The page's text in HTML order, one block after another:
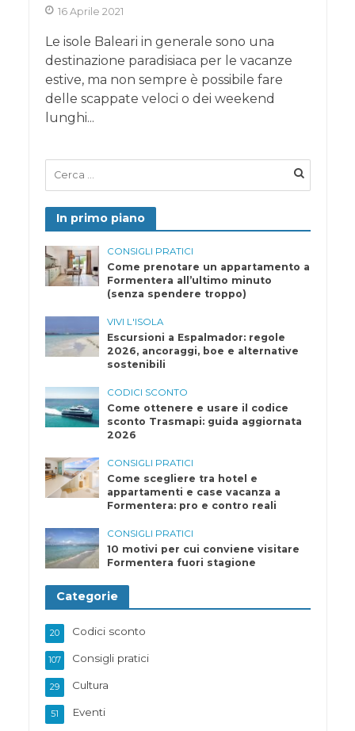
16 Aprile 2021
Le isole Baleari in generale sono una
destinazione paradisiaca per le vacanze
estive, ma non sempre è possibile fare
delle scappate veloci o dei weekend
lunghi...
In primo piano
CONSIGLI PRATICI
Come prenotare un appartamento a
Formentera all’ultimo minuto
(senza spendere troppo)
VIVI L'ISOLA
Escursioni a Espalmador: regole
2026, ancoraggi, boe e alternative
sostenibili
CODICI SCONTO
Come ottenere e usare il codice
sconto Trasmapi: guida aggiornata
2026
CONSIGLI PRATICI
Come scegliere tra hotel e
appartamenti e case vacanza a
Formentera: pro e contro reali
CONSIGLI PRATICI
10 motivi per cui conviene visitare
Formentera fuori stagione
Categorie
Codici sconto
20
Consigli pratici
107
Cultura
29
Eventi
51